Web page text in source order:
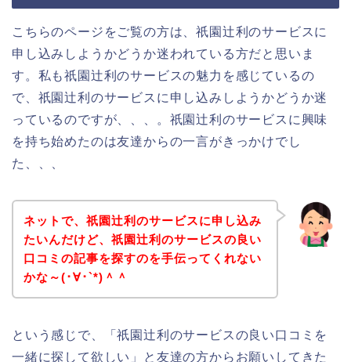
こちらのページをご覧の方は、祇園辻利のサービスに
申し込みしようかどうか迷われている方だと思いま
す。私も祇園辻利のサービスの魅力を感じているの
で、祇園辻利のサービスに申し込みしようかどうか迷
っているのですが、、、。祇園辻利のサービスに興味
を持ち始めたのは友達からの一言がきっかけでし
た、、、
ネットで、祇園辻利のサービスに申し込み
たいんだけど、祇園辻利のサービスの良い
口コミの記事を探すのを手伝ってくれない
かな～(･∀･`*)＾＾
という感じで、「祇園辻利のサービスの良い口コミを
一緒に探して欲しい」と友達の方からお願いしてきた